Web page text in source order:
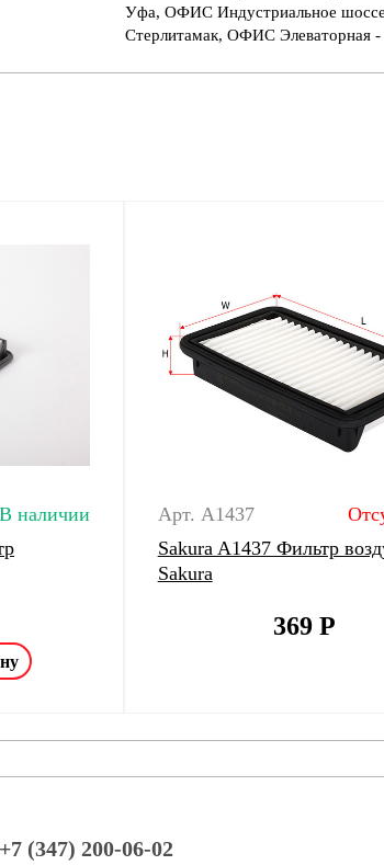
Уфа, ОФИС Индустриальное
Стерлитамак, ОФИС Элеваторная
В наличии
Арт. A1437
Sakura A1437 Фильтр
Sakura
369Р
+7 (347) 200-06-02